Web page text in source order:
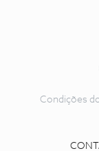
Condições